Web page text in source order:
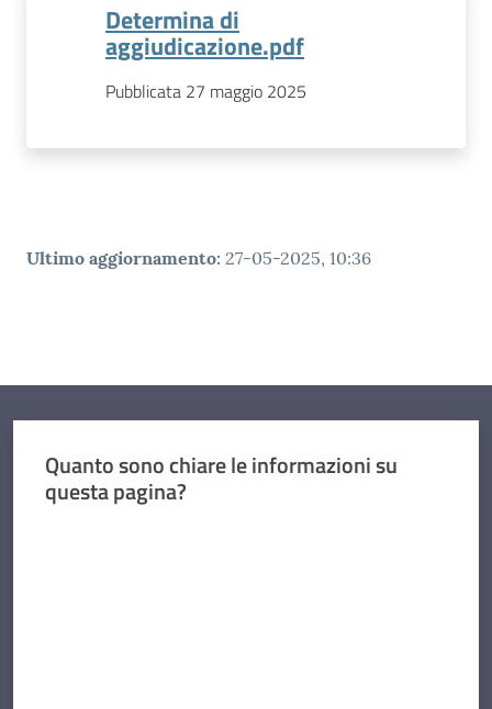
Determina di
aggiudicazione.pdf
Pubblicata 27 maggio 2025
Ultimo aggiornamento: 27-05-2025, 10:36
Quanto sono chiare le informazioni su
questa pagina?